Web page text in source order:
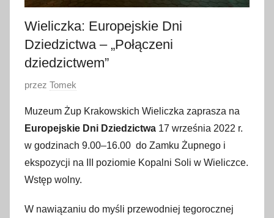
Wieliczka: Europejskie Dni
Dziedzictwa – „Połączeni
dziedzictwem”
O
u
b
l
i
k
w
przez Tomek
Muzeum Żup Krakowskich Wieliczka zaprasza na
Europejskie Dni Dziedzictwa 17 września 2022 r.
w godzinach 9.00–16.00 do Zamku Żupnego i
ekspozycji na III poziomie Kopalni Soli w Wieliczce.
Wstęp wolny.
W nawiązaniu do myśli przewodniej tegorocznej